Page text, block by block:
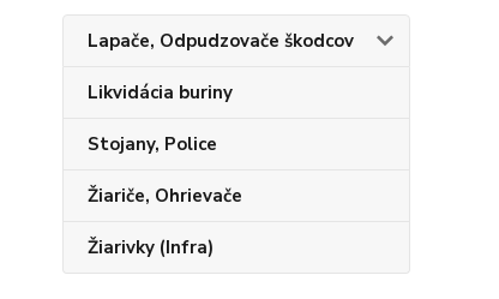
Lapače, Odpudzovače škodcov
Likvidácia buriny
Stojany, Police
Žiariče, Ohrievače
Žiarivky (Infra)